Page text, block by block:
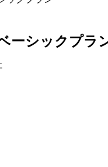
ーシックプラ